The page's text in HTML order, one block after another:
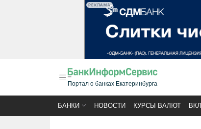
РЕКЛАМА
Портал о банках Екатеринбурга
БАНКИ НОВОСТИ КУРСЫ ВАЛЮТ